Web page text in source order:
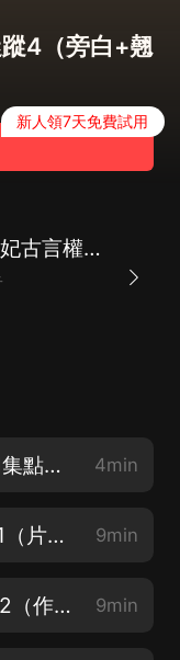
4（旁白+翹
新人領7天免費試用
非我傾城：王爺要休妃古言權謀多人劇丨梁小漁領銜
非我傾城000片花（片花+第1集點讚留言抽取VIP年卡） 4min
非我傾城001鮮花現古墓迷蹤1（片花+第1集點讚留言抽取會員年卡） 9min
非我傾城002鮮花現古墓迷蹤2（作者：墨舞碧歌） 9min